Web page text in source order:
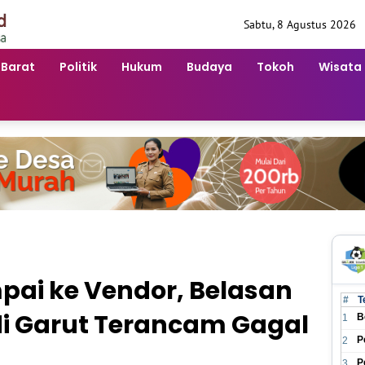
Sabtu, 8 Agustus 2026
Politik Hukum Budaya Tokoh Wisata
ke Vendor, Belasan
Garut Terancam Gagal
#
1
2